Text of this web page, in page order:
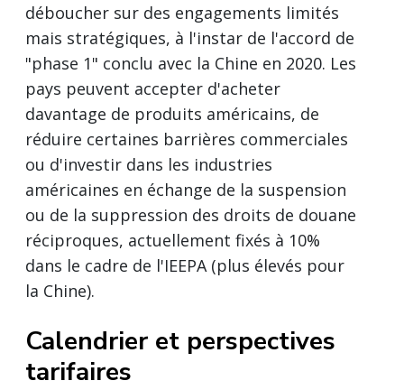
déboucher sur des engagements limités
mais stratégiques, à l'instar de l'accord de
"phase 1" conclu avec la Chine en 2020. Les
pays peuvent accepter d'acheter
davantage de produits américains, de
réduire certaines barrières commerciales
ou d'investir dans les industries
américaines en échange de la suspension
ou de la suppression des droits de douane
réciproques, actuellement fixés à 10%
dans le cadre de l'IEEPA (plus élevés pour
la Chine).
Calendrier et perspectives
tarifaires